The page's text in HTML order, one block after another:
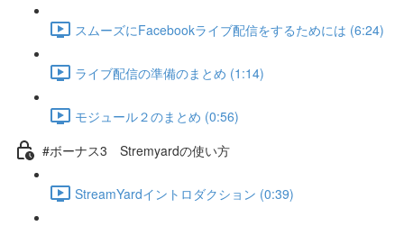
スムーズにFacebookライブ配信をするためには (6:24)
ライブ配信の準備のまとめ (1:14)
モジュール２のまとめ (0:56)
#ボーナス3 Stremyardの使い方
StreamYardイントロダクション (0:39)